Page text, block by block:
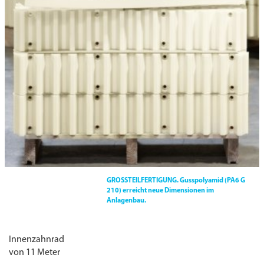
GROSSTEILFERTIGUNG. Gusspolyamid (PA6 G
210) erreicht neue Dimensionen im
Anlagenbau.
Innenzahnrad
von 11 Meter